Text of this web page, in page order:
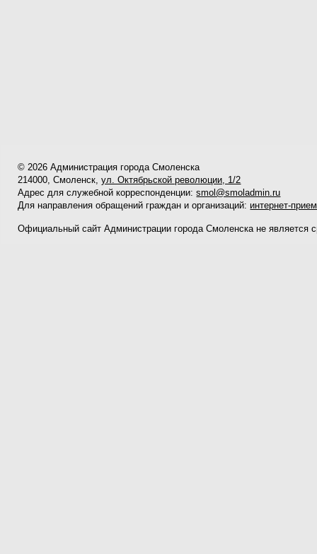
© 2026 Администрация города Смоленска
214000, Смоленск,ул. Октябрьской революции, 1/2
Адрес для служебной корреспонденции:smol@smoladmin.ru
Для направления обращений граждан и организаций: интернет-
Официальный сайт Администрации города Смоленска не является